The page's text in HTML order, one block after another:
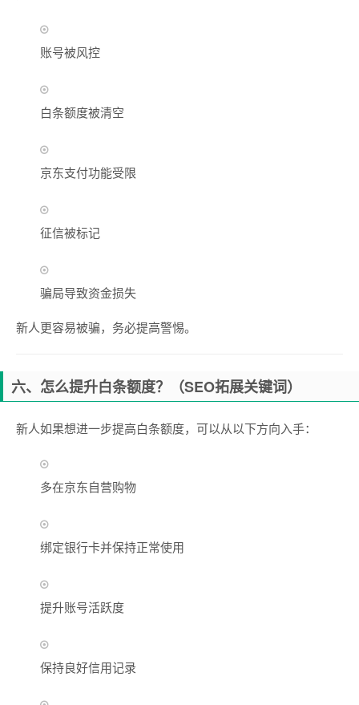
账号被风控
白条额度被清空
京东支付功能受限
征信被标记
骗局导致资金损失
新人更容易被骗，务必提高警惕。
六、怎么提升白条额度？（SEO拓展关键词）
新人如果想进一步提高白条额度，可以从以下方向入手：
多在京东自营购物
绑定银行卡并保持正常使用
提升账号活跃度
保持良好信用记录